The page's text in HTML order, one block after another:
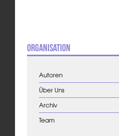
Organisation
Autoren
Über Uns
Archiv
Team